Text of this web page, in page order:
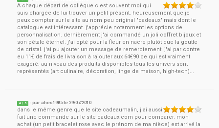
A chaque départ de collègue c'est souvent moi qui
suis chargée de lui trouver un petit présent. heureusement que je
peux compter sur le site au nom peu original "cadeaux" mais dont le
catalogue est intéressant. j'apprécie notamment les options de
personnalisation. dernièrement j'ai commandé un joli coffret bijoux et
son pétale éternel. j'ai opté pour la fleur en nacre plutôt que la goutte
de cristal. j'ai pu ajouter un message de remerciement. j'ai par contre
eu 11€ de frais de livraison à rajouter aux 64€90 ce qui est vraiment
exagéré. au niveau des produits disponibles tous les univers sont
représentés (art culinaire, décoration, linge de maison, high-tech)...
4 / 5 - par ahes1985 le 29/07/2010
dans le même genre que le site cadeaumalin, j'ai aussi
fait une commande sur le site cadeaux.com pour comparer. mon
achat (un petit bracelet rose avec le prénom de ma nièce) est arrivé la